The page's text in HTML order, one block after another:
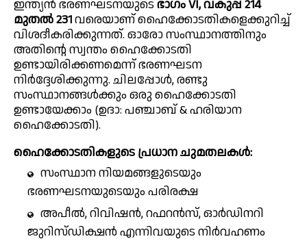
ഇന്ത്യൻ ഭരണഘടനയുടെ ഭാഗം VI, വകുപ്പ് 214
മുതൽ 231വരെയാണ് ഹൈക്കോടതികളെക്കുറിച്ച്
വിശദീകരിക്കുന്നത്. ഓരോ സംസ്ഥാനത്തിനും
അതിന്റെ സ്വന്തം ഹൈക്കോടതി
ഉണ്ടായിരിക്കണമെന്ന് ഭരണഘടന
നിർദ്ദേശിക്കുന്നു. ചിലപ്പോൾ, രണ്ടു
സംസ്ഥാനങ്ങൾക്കും ഒരു ഹൈക്കോടതി
ഉണ്ടായേക്കാം (ഉദാ: പഞ്ചാബ് & ഹരിയാന
ഹൈക്കോടതി).
ഹൈക്കോടതികളുടെ പ്രധാന ചുമതലകൾ:
സംസ്ഥാന നിയമങ്ങളുടെയും
ഭരണഘടനയുടെയും പരിരക്ഷ
അപീൽ, റിവിഷൻ, റഫറൻസ്, ഓർഡിനറി
ജുറിസ്ഡിക്ഷൻ എന്നിവയുടെ നിർവഹണം